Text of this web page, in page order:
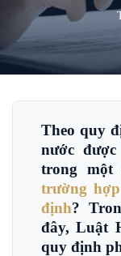
chủ
đề
tư
Theo quy
nước
trong một
trường
định?
đây, Luật
quy định